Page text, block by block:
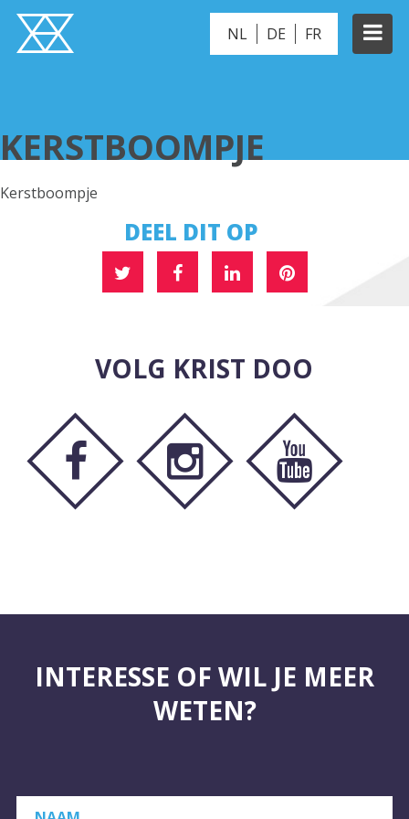
NL DE FR
KERSTBOOMPJE
Kerstboompje
DEEL DIT OP
VOLG KRIST DOO
INTERESSE OF WIL JE MEER
WETEN?